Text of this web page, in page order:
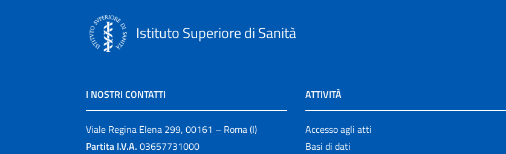
Istituto Superiore di Sanità
I NOSTRI CONTATTI
Viale Regina Elena 299, 00161 – Roma (I)
Partita I.V.A. 03657731000
ATTIVITÀ
Accesso agli atti
Basi di dati